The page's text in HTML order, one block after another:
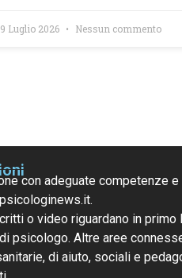
Luglio 2026 Nessun commento
con adeguate competenze
o video riguardano in primo
psicologo. Altre aree
di aiuto, sociali e